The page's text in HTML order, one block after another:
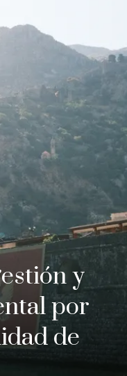
y
por
de